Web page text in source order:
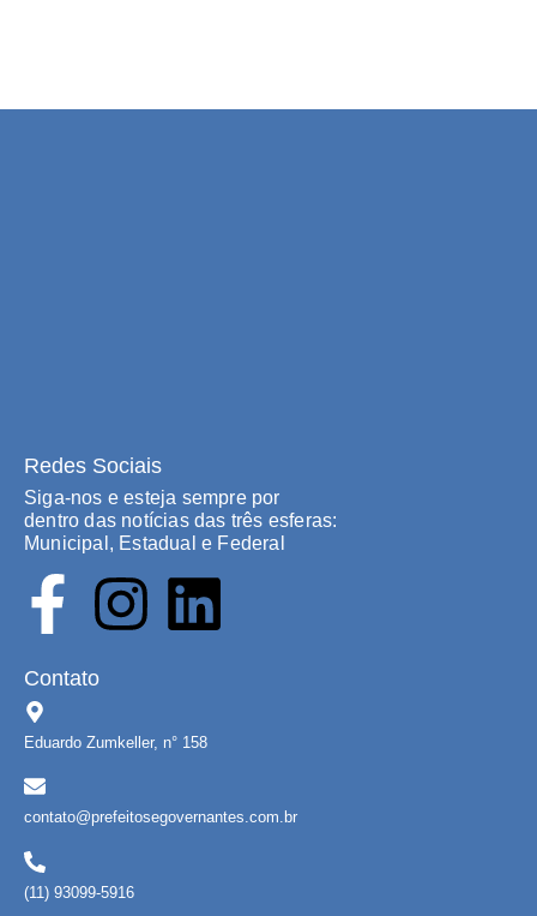
Redes Sociais
Siga-nos e esteja sempre por
dentro das notícias das três esferas:
Municipal, Estadual e Federal
Contato
Eduardo Zumkeller, n° 158
contato@prefeitosegovernantes.com.br
(11) 93099-5916